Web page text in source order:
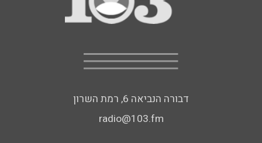
דבורה הנביאה 6, רמת השרון
radio@103.fm